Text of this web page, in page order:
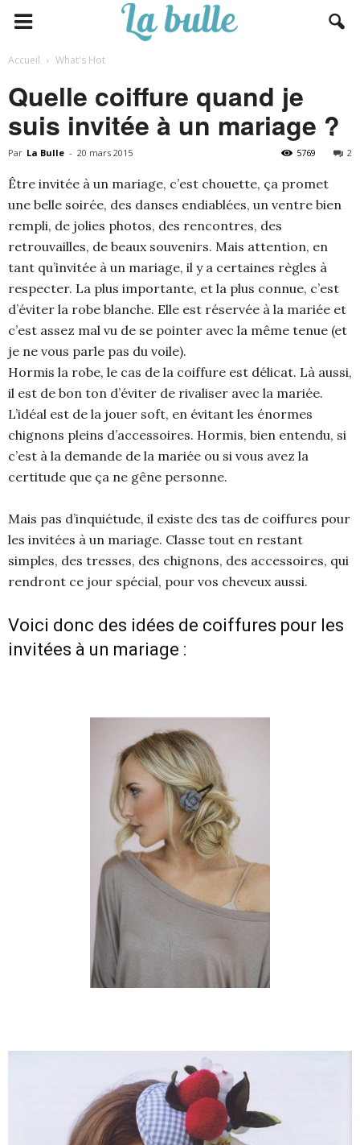
Accueil What's Hot
Quelle coiffure quand je
suis invitée à un mariage ?
Par La Bulle - 20 mars 2015 2
5769
Être invitée à un mariage, c’est chouette, ça promet
une belle soirée, des danses endiablées, un ventre bien
rempli, de jolies photos, des rencontres, des
retrouvailles, de beaux souvenirs. Mais attention, en
tant qu’invitée à un mariage, il y a certaines règles à
respecter. La plus importante, et la plus connue, c’est
d’éviter la robe blanche. Elle est réservée à la mariée et
c’est assez mal vu de se pointer avec la même tenue (et
je ne vous parle pas du voile).
Hormis la robe, le cas de la coiffure est délicat. Là aussi,
il est de bon ton d’éviter de rivaliser avec la mariée.
L’idéal est de la jouer soft, en évitant les énormes
chignons pleins d’accessoires. Hormis, bien entendu, si
c’est à la demande de la mariée ou si vous avez la
certitude que ça ne gêne personne.
Mais pas d’inquiétude, il existe des tas de coiffures pour
les invitées à un mariage. Classe tout en restant
simples, des tresses, des chignons, des accessoires, qui
rendront ce jour spécial, pour vos cheveux aussi.
Voici donc des idées de coiffures pour les
invitées à un mariage :